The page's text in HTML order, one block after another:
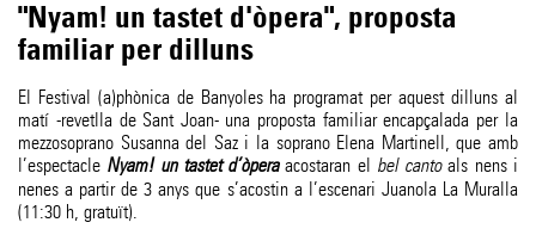
"Nyam! un tastet d'òpera", proposta
familiar per dilluns
El Festival (a)phònica de Banyoles ha programat per aquest dilluns al
matí -revetlla de Sant Joan- una proposta familiar encapçalada per la
mezzosoprano Susanna del Saz i la soprano Elena Martinell, que amb
l’espectacle Nyam! un tastet d’òperaacostaran el bel cantoals nens i
nenes a partir de 3 anys que s’acostin a l’escenari Juanola La Muralla
(11:30 h, gratuït).